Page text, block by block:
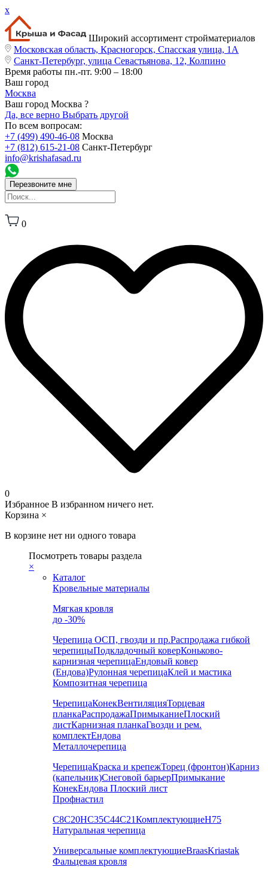
x
Широкий ассортимент стройматериалов
Московская область, Красногорск, Спасская улица, 1А
Санкт-Петербург, улица Севастьянова, 12, Колпино
Время работы пн.-пт. 9:00 – 18:00
Ваш город
Москва
Ваш город Москва ?
Да, все верно Выбрать другой
По всем вопросам:
+7 (499) 490-46-08 Москва
+7 (812) 615-21-08 Санкт-Петербург
info@krishafasad.ru
Перезвоните мне
0
0
Избранное В избранном ничего нет.
Корзина ×
В корзине нет ни одного товара
Посмотреть товары раздела
×
Каталог
Кровельные материалы
Мягкая кровля
до -30%
Черепица ОСП, гвозди и пр.Распродажа гибкой
черепицыПодкладочный коверКоньково-
карнизная черепицаЕндовый ковер
(Ендова)Рулонная черепицаКлей и мастика
Композитная черепица
ЧерепицаКонекВентиляцияТорцевая
планкаРаспродажаПримыканиеПлоский
листКарнизная планкаГвозди и рем.
комплектЕндова
Металлочерепица
ЧерепицаКраска и крепежТорец (фронтон)Карниз
(капельник)Снеговой барьерПримыкание
КонекЕндова Плоский лист
Профнастил
С8С20НС35С44С21КомплектующиеН75
Натуральная черепица
Универсальные комплектующиеBraasKriastak
Фальцевая кровля